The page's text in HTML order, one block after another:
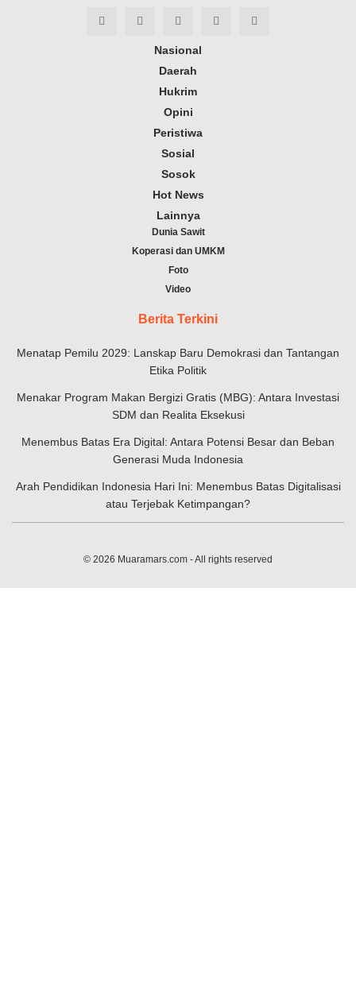
Nasional
Daerah
Hukrim
Opini
Peristiwa
Sosial
Sosok
Hot News
Lainnya
Dunia Sawit
Koperasi dan UMKM
Foto
Video
Berita Terkini
Menatap Pemilu 2029: Lanskap Baru Demokrasi dan Tantangan
Etika Politik
Menakar Program Makan Bergizi Gratis (MBG): Antara Investasi
SDM dan Realita Eksekusi
Menembus Batas Era Digital: Antara Potensi Besar dan Beban
Generasi Muda Indonesia
Arah Pendidikan Indonesia Hari Ini: Menembus Batas Digitalisasi
atau Terjebak Ketimpangan?
© 2026 Muaramars.com - All rights reserved